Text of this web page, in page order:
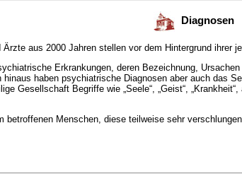
Diagnosen
aus 2000 Jahren stellen vor dem Hintergrund ihrer
Erkrankungen, deren Bezeichnung,
haben psychiatrische Diagnosen aber auch das
Gesellschaft Begriffe wie „Seele“, „Geist“,
betroffenen Menschen, diese teilweise sehr